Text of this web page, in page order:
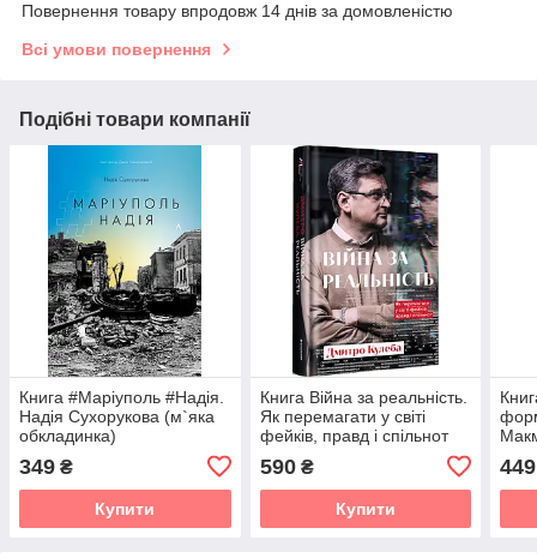
Повернення товару впродовж 14 днів за домовленістю
Всі умови повернення
Подібні товари компанії
Книга #Маріуполь #Надія.
Надія Сухорукова (м`яка
обкладинка)
349 ₴
Купити
Книга Війна за реальність.
Як перемагати у світі
фейків, правд і спільнот
590₴
Купити
449